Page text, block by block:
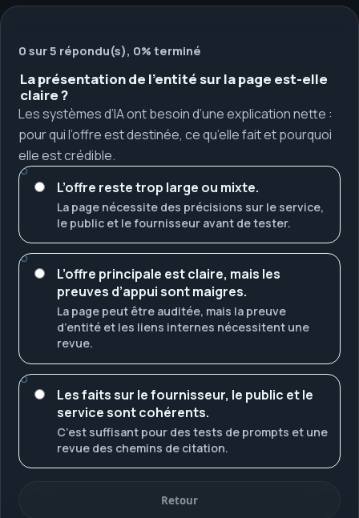
0 sur 5 répondu(s), 0% terminé
La présentation de l’entité sur la page est-elle
claire ?
Les systèmes d’IA ont besoin d’une explication nette :
pour qui l’offre est destinée, ce qu’elle fait et pourquoi
elle est crédible.
L’offre reste trop large ou mixte.
La page nécessite des précisions sur le service,
le public et le fournisseur avant de tester.
L’offre principale est claire, mais les
preuves d’appui sont maigres.
La page peut être auditée, mais la preuve
d’entité et les liens internes nécessitent une
revue.
Les faits sur le fournisseur, le public et le
service sont cohérents.
C’est suffisant pour des tests de prompts et une
revue des chemins de citation.
Retour